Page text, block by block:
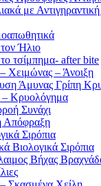
με
Ήλιο
τσίμπημα- after bite
Χειμώνας – Άνοιξη
Άμυνας Γρίπη
– Κρυολόγημα
Συνάχι
Απόφραξη
Σιρόπια
Βιολογικά Σιρόπια
Βήχας